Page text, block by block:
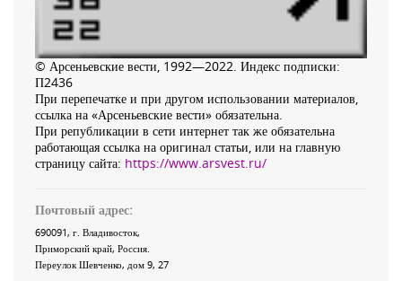
© Арсеньевские вести, 1992—2022. Индекс подписки:
П2436
При перепечатке и при другом использовании материалов,
ссылка на «Арсеньевские вести» обязательна.
При републикации в сети интернет так же обязательна
работающая ссылка на оригинал статьи, или на главную
страницу сайта: https://www.arsvest.ru/
Почтовый адрес:
690091, г. Владивосток,
Приморский край, Россия
Переулок Шевченко, дом 9, 27